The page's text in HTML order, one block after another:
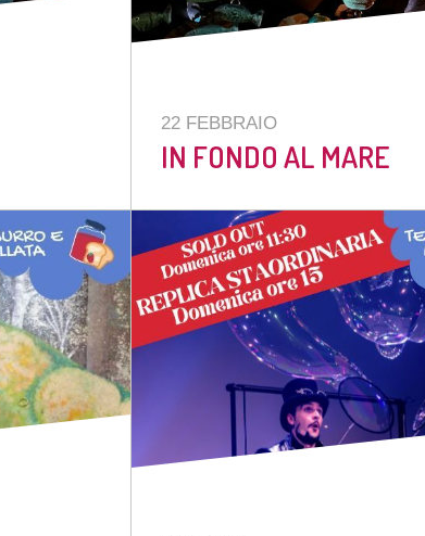
22 FEBBRAIO
IN FONDO AL MARE